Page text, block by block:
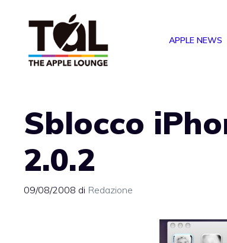
APPLE NEWS
Sblocco
2.0.2
09/08/2008 di Redazione